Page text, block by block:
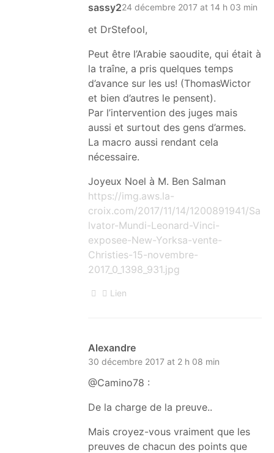
sassy224 décembre 2017 at 14 h 03 min
et DrStefool,
Peut être l’Arabie saoudite, qui était à
la traîne, a pris quelques temps
d’avance sur les us! (ThomasWictor
et bien d’autres le pensent).
Par l’intervention des juges mais
aussi et surtout des gens d’armes.
La macro aussi rendant cela
nécessaire.
Joyeux Noel à M. Ben Salman
https://img.aws.la-
croix.com/2017/11/14/1200891941/Sa
lvator-Mundi-Leonard-Vinci-
exposee-New-Yorksa-vente-
Christies-15-novembre-
2017_0_1398_931.jpg
Lien
Alexandre
30 décembre 2017 at 2 h 08 min
@Camino78 :
De la charge de la preuve..
Mais croyez-vous vraiment que les
preuves de chacun des points que